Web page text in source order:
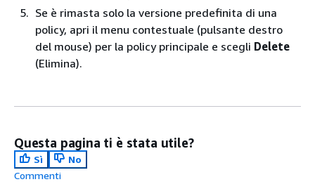
Se è rimasta solo la versione predefinita di una
policy, apri il menu contestuale (pulsante destro
del mouse) per la policy principale e scegli Delete
(Elimina).
Questa pagina ti è stata utile?
Sì
No
Commenti